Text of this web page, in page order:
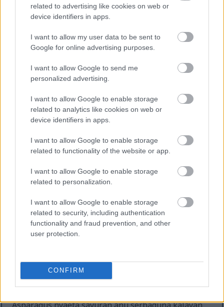
related to advertising like cookies on web or
device identifiers in apps.
I want to allow my user data to be sent to
Google for online advertising purposes.
I want to allow Google to send me
personalized advertising.
I want to allow Google to enable storage
related to analytics like cookies on web or
device identifiers in apps.
I want to allow Google to enable storage
related to functionality of the website or app.
I want to allow Google to enable storage
related to personalization.
I want to allow Google to enable storage
related to security, including authentication
functionality and fraud prevention, and other
user protection.
CONFIRM
Mangpaat Kaséhatan Séjén tina
ngeunah. Asparagus ogé bisa ngabantu anjeun sare
tibra. Ieu kusabab ngandung sanyawa husus anu
Éta ogé saé pikeun suasana haté anjeun. Asparagus
pinuh ku folat, anu ngabantosan ngontrol bahan
dina uteuk anjeun. Ngadahar éta tiasa
ngajantenkeun anjeun ngaraos langkung bagja.
Asparagus malah tiasa ngabantosan ngirangan
setrés. Asparagus ngandung antioksidan anu tiasa
dilakukeun dina sato atanapi di laboratorium,
nambihan asparagus kana tuangeun anjeun tiasa
ngagaduhan seueur mangpaat.
Kagunaan Asparagus dina
Kuliner anu Serbaguna